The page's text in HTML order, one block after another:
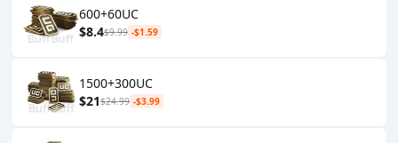
600+60UC
$8.4$9.99 -$1.59
1500+300UC
$21$24.99 -$3.99